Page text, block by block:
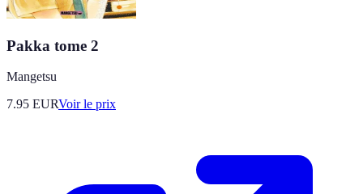
Pakka tome 2
Mangetsu
7.95 EURVoir le prix